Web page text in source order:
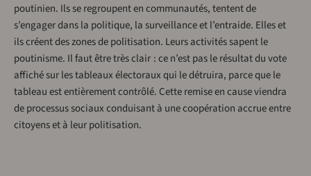
poutinien. Ils se regroupent en communautés, tentent de
s’engager dans la politique, la surveillance et l’entraide. Elles et
ils créent des zones de politisation. Leurs activités sapent le
poutinisme. Il faut être très clair : ce n’est pas le résultat du vote
affiché sur les tableaux électoraux qui le détruira, parce que le
tableau est entièrement contrôlé. Cette remise en cause viendra
de processus sociaux conduisant à une coopération accrue entre
citoyens et à leur politisation.